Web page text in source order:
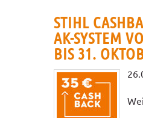
STIHL
AK-SYSTEM
BIS 31.